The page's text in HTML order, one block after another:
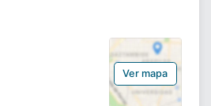
Ver mapa